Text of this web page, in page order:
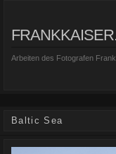
Arbeiten des Fotografen
Baltic Sea